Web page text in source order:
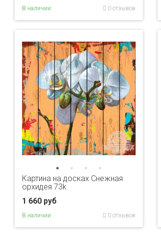
В наличии 0 отзывов
Картина на досках Снежная
орхидея 73k
1 660 руб
В наличии 0 отзывов